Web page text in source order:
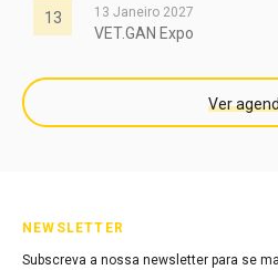
13 13 Janeiro 2027
VET.GAN Expo
Ver
NEWSLETTER
Subscreva a nossa newsletter para se